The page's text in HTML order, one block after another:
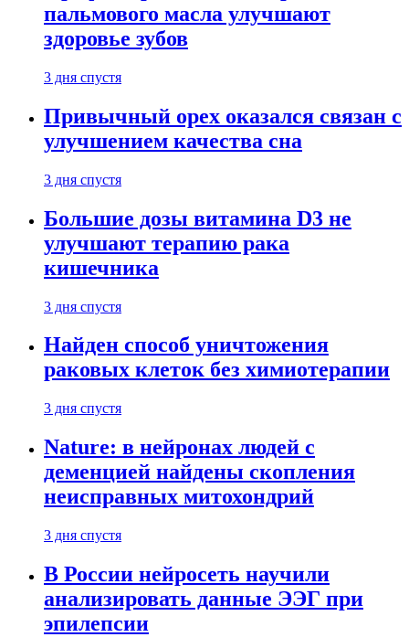
пальмового масла улучшают
здоровье зубов
3 дня спустя
Привычный орех оказался связан с
улучшением качества сна
3 дня спустя
Большие дозы витамина D3 не
улучшают терапию рака
кишечника
3 дня спустя
Найден способ уничтожения
раковых клеток без химиотерапии
3 дня спустя
Nature: в нейронах людей с
деменцией найдены скопления
неисправных митохондрий
3 дня спустя
В России нейросеть научили
анализировать данные ЭЭГ при
эпилепсии